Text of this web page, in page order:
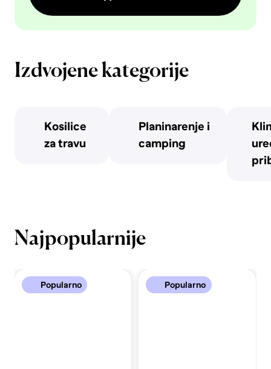
Izdvojene kategorije
Kosilice
za travu
Planinarenje i
camping
Najpopularnije
Popularno Popularno